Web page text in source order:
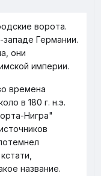
ворота.
Германии.
они
империи.
времена
в 180 г. н.э.
Нигра"
название.